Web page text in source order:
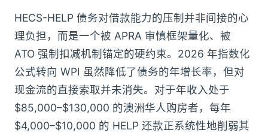
HECS-HELP 债务对借款能力的压制并非间接的心
理负担，而是一个被 APRA 审慎框架量化、被
ATO 强制扣减机制锚定的硬约束。2026 年指数化
公式转向 WPI 虽然降低了债务的年增长率，但对
现金流的直接索取并未消失。对于年收入处于
$85,000–$130,000 的澳洲华人购房者，每年
$4,000–$10,000 的 HELP 还款正系统性地削弱其